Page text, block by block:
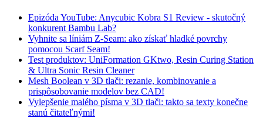
Epizóda YouTube: Anycubic Kobra S1 Review - skutočný
konkurent Bambu Lab?
Vyhnite sa líniám Z-Seam: ako získať hladké povrchy
pomocou Scarf Seam!
Test produktov: UniFormation GKtwo, Resin Curing Station
& Ultra Sonic Resin Cleaner
Mesh Boolean v 3D tlači: rezanie, kombinovanie a
prispôsobovanie modelov bez CAD!
Vylepšenie malého písma v 3D tlači: takto sa texty konečne
stanú čitateľnými!